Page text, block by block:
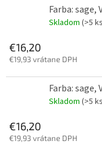
Farba: sage,
Skladom (>5
€16,20
€19,93 vrátane DPH
Farba: sage,
Skladom (>5
€16,20
€19,93 vrátane DPH